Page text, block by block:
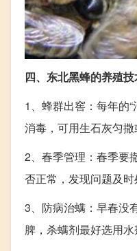
四、东北黑蜂的养殖
1、蜂群出窖：每年的
消毒，可用生石灰匀撒
2、春季管理：春季要
否正常，发现问题及时
3、防病治螨：早春没
脾，杀螨剂最好选用水